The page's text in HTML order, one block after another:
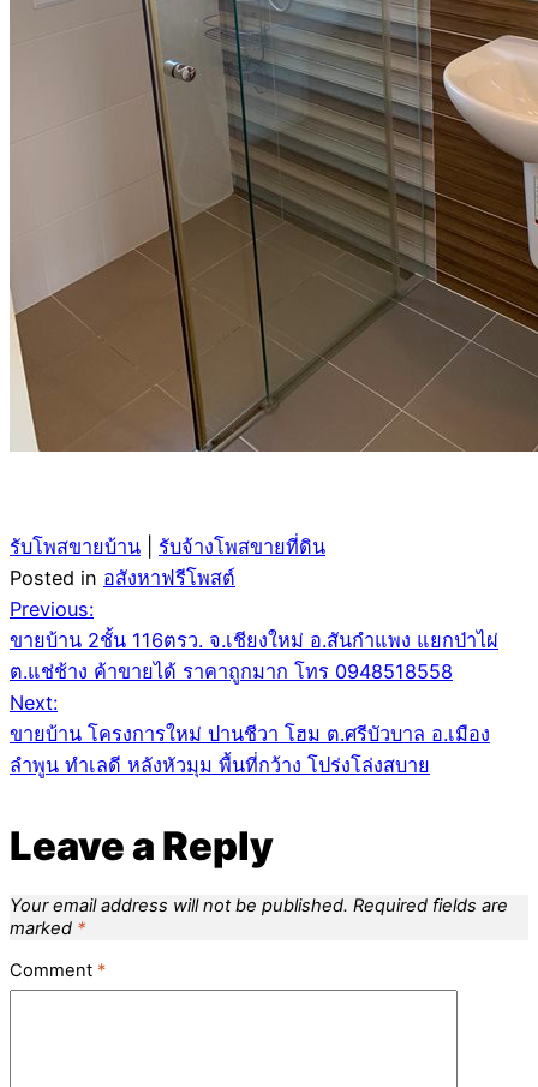
รับโพสขายบ้าน
รับจ้างโพสขายที่ดิน
Posted in อสังหาฟรีโพสต์
Post
navigation
Previous:
ขายบ้าน 2ชั้น 116ตรว. จ.เชียงใหม่ อ.สันกำแพง แยกป่าไผ่
ต.แช่ช้าง ค้าขายได้ ราคาถูกมาก โทร 0948518558
Next:
ขายบ้าน โครงการใหม่ ปานชีวา โฮม ต.ศรีบัวบาล อ.เมือง
ลำพูน ทำเลดี หลังหัวมุม พื้นที่กว้าง โปร่งโล่งสบาย
Leave a Reply
Your email address will not be published. Required fields are
marked *
Comment *